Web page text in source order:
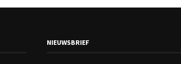
NIEUWSBRIEF